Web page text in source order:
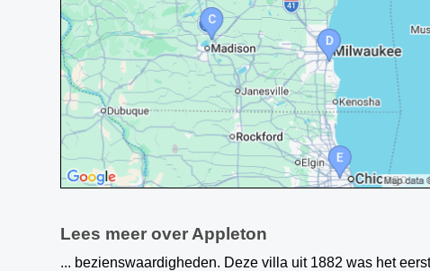
Lees meer over Appleton
... bezienswaardigheden. Deze villa uit 1882 was het